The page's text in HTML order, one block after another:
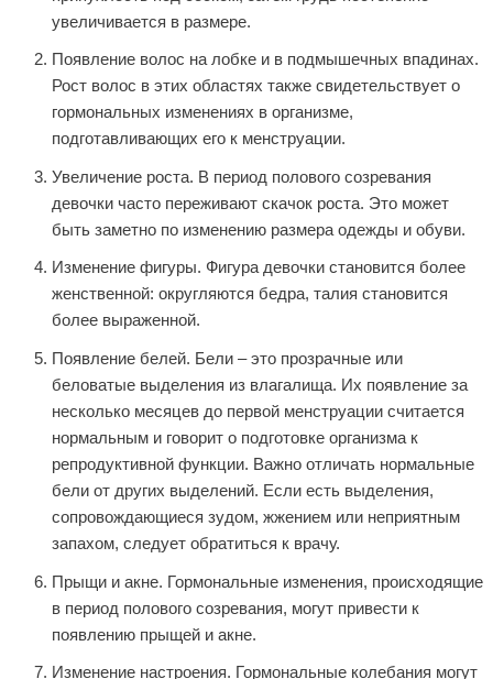
увеличивается в размере.
Появление волос на лобке и в подмышечных впадинах.
Рост волос в этих областях также свидетельствует о
гормональных изменениях в организме,
подготавливающих его к менструации.
Увеличение роста. В период полового созревания
девочки часто переживают скачок роста. Это может
быть заметно по изменению размера одежды и обуви.
Изменение фигуры. Фигура девочки становится более
женственной: округляются бедра, талия становится
более выраженной.
Появление белей. Бели – это прозрачные или
беловатые выделения из влагалища. Их появление за
несколько месяцев до первой менструации считается
нормальным и говорит о подготовке организма к
репродуктивной функции. Важно отличать нормальные
бели от других выделений. Если есть выделения,
сопровождающиеся зудом, жжением или неприятным
запахом, следует обратиться к врачу.
Прыщи и акне. Гормональные изменения, происходящие
в период полового созревания, могут привести к
появлению прыщей и акне.
Изменение настроения. Гормональные колебания могут